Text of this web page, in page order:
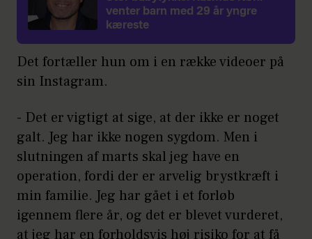
venter barn med 29 år yngre
kæreste
Det fortæller hun om i en række videoer på
sin Instagram.
- Det er vigtigt at sige, at der ikke er noget
galt. Jeg har ikke nogen sygdom. Men i
slutningen af marts skal jeg have en
operation, fordi der er arvelig brystkræft i
min familie. Jeg har gået i et forløb
igennem flere år, og det er blevet vurderet,
at jeg har en forholdsvis høj risiko for at få